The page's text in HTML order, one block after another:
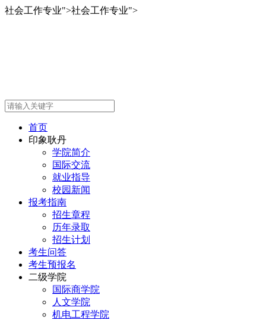
社会工作专业">社会工作专业">
首页
印象耿丹
学院简介
国际交流
就业指导
校园新闻
报考指南
招生章程
历年录取
招生计划
考生问答
考生预报名
二级学院
国际商学院
人文学院
机电工程学院